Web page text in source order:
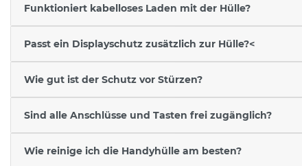
Funktioniert kabelloses Laden mit der Hülle?
Passt ein Displayschutz zusätzlich zur Hülle?<
Wie gut ist der Schutz vor Stürzen?
Sind alle Anschlüsse und Tasten frei zugänglich?
Wie reinige ich die Handyhülle am besten?